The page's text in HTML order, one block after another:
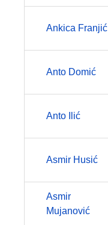
Ankica Franjić
Anto Domić
Anto Ilić
Asmir Husić
Asmir
Mujanović